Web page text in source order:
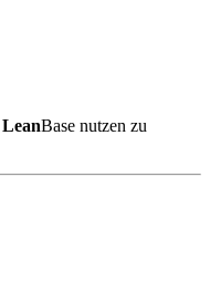
LeanBase nutzen zu